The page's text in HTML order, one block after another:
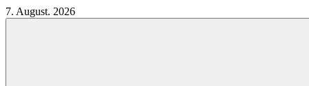
Zum
Inhalt
7. August. 2026